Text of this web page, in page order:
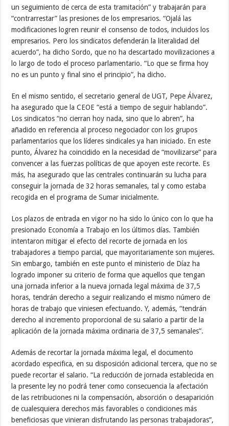
un seguimiento de cerca de esta tramitación” y trabajarán para
“contrarrestar” las presiones de los empresarios. “Ojalá las
modificaciones logren reunir el consenso de todos, incluidos los
empresarios. Pero los sindicatos defenderán la literalidad del
acuerdo”, ha dicho Sordo, que no ha descartado movilizaciones a
lo largo de todo el proceso parlamentario. “Lo que se firma hoy
no es un punto y final sino el principio”, ha dicho.
En el mismo sentido, el secretario general de UGT, Pepe Álvarez,
ha asegurado que la CEOE “está a tiempo de seguir hablando”.
Los sindicatos “no cierran hoy nada, sino que lo abren”, ha
añadido en referencia al proceso negociador con los grupos
parlamentarios que los líderes sindicales ya han iniciado. En este
punto, Álvarez ha coincidido en la necesidad de “movilizarse” para
convencer a las fuerzas políticas de que apoyen este recorte. Es
más, ha asegurado que las centrales continuarán su lucha para
conseguir la jornada de 32 horas semanales, tal y como estaba
recogida en el programa de Sumar inicialmente.
Los plazos de entrada en vigor no ha sido lo único con lo que ha
presionado Economía a Trabajo en los últimos días. También
intentaron mitigar el efecto del recorte de jornada en los
trabajadores a tiempo parcial, que mayoritariamente son mujeres.
Sin embargo, también en este punto el ministerio de Díaz ha
logrado imponer su criterio de forma que aquellos que tengan
una jornada inferior a la nueva jornada legal máxima de 37,5
horas, tendrán derecho a seguir realizando el mismo número de
horas de trabajo que viniesen efectuando. Y, además, “tendrán
derecho al incremento proporcional de su salario a partir de la
aplicación de la jornada máxima ordinaria de 37,5 semanales”.
Además de recortar la jornada máxima legal, el documento
acordado especifica, en su disposición adicional tercera, que no se
puede recortar el salario. “La reducción de jornada establecida en
la presente ley no podrá tener como consecuencia la afectación
de las retribuciones ni la compensación, absorción o desaparición
de cualesquiera derechos más favorables o condiciones más
beneficiosas que vinieran disfrutando las personas trabajadoras”,